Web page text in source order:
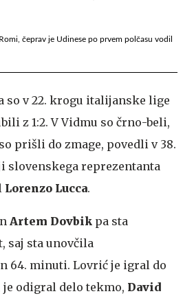
čeprav je Udinese po prvem polčasu vodil
so v 22. krogu italijanske lige
z 1:2. V Vidmu so črno-beli,
prišli do zmage, povedli v 38.
slovenskega reprezentanta
Lorenzo Lucca.
Artem Dovbik pa sta
saj sta unovčila
64. minuti. Lovrić je igral do
je odigral delo tekmo, David